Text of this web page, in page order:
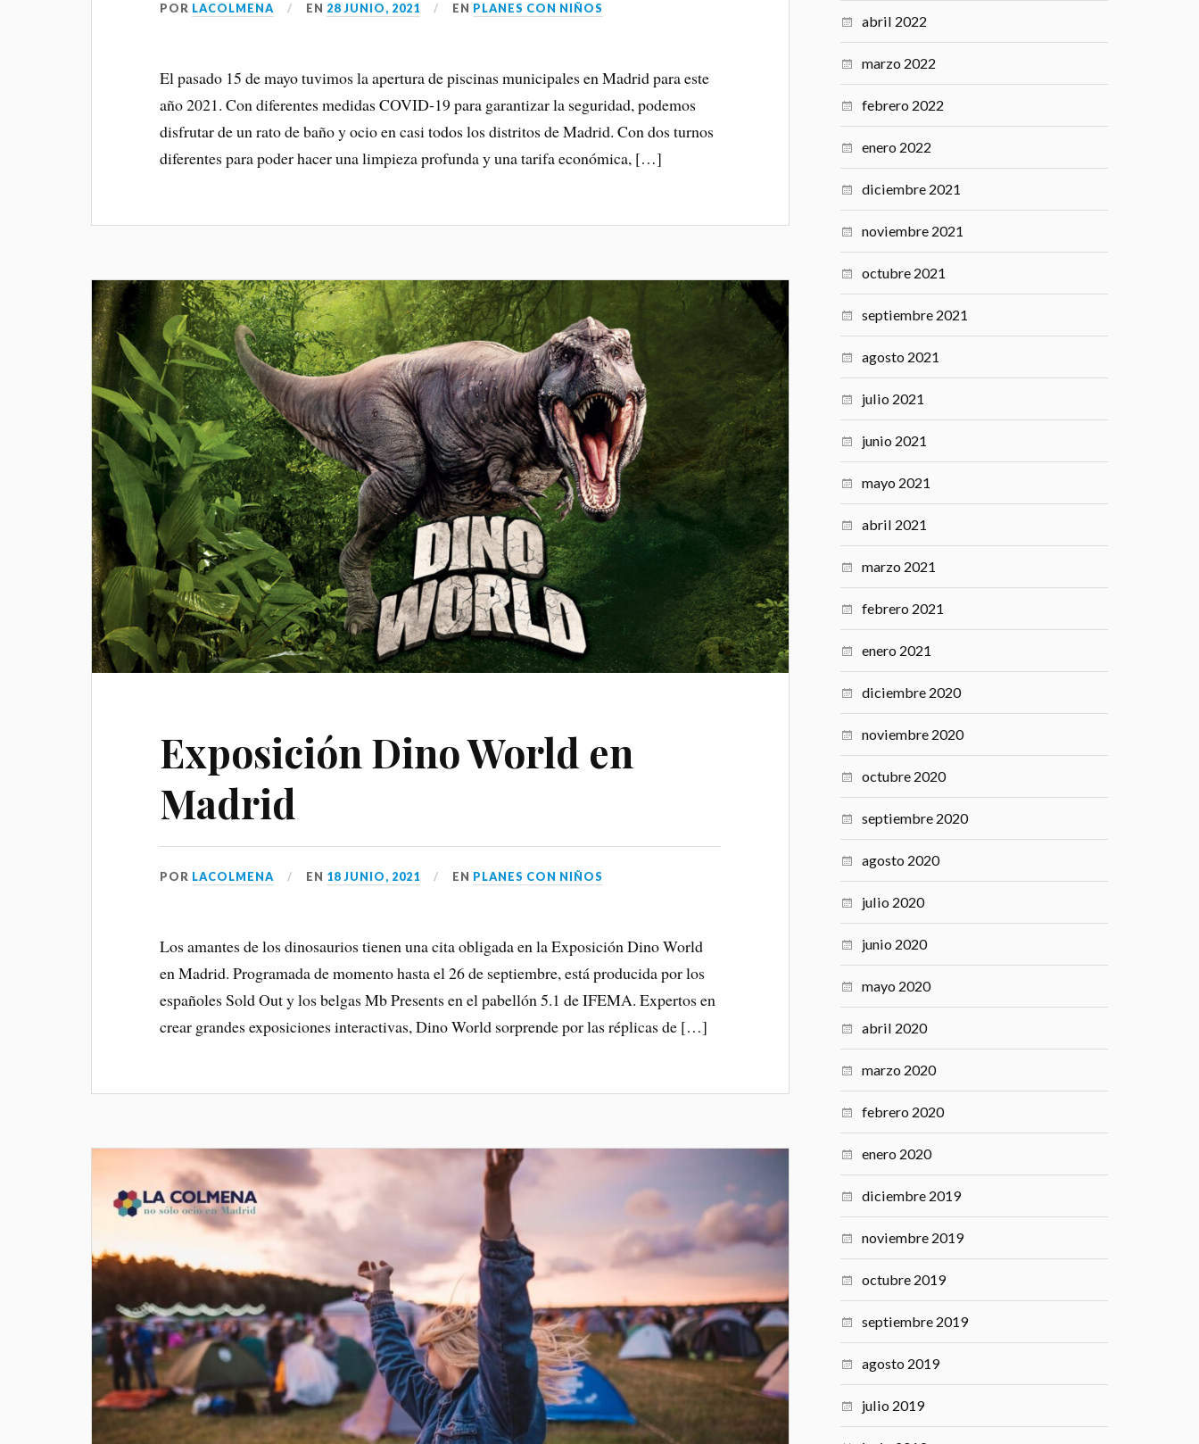
POR LACOLMENA EN 28 JUNIO, 2021 EN PLANES CON NIÑOS
El pasado 15 de mayo tuvimos la apertura de piscinas municipales en Madrid para este
año 2021. Con diferentes medidas COVID-19 para garantizar la seguridad, podemos
disfrutar de un rato de baño y ocio en casi todos los distritos de Madrid. Con dos turnos
diferentes para poder hacer una limpieza profunda y una tarifa económica, […]
Exposición Dino World en
Madrid
POR LACOLMENA EN 18 JUNIO, 2021 EN PLANES CON NIÑOS
Los amantes de los dinosaurios tienen una cita obligada en la Exposición Dino World
en Madrid. Programada de momento hasta el 26 de septiembre, está producida por los
españoles Sold Out y los belgas Mb Presents en el pabellón 5.1 de IFEMA. Expertos en
crear grandes exposiciones interactivas, Dino World sorprende por las réplicas de […]
abril 2022
marzo 2022
febrero 2022
enero 2022
diciembre 2021
noviembre 2021
octubre 2021
septiembre 2021
agosto 2021
julio 2021
junio 2021
mayo 2021
abril 2021
marzo 2021
febrero 2021
enero 2021
diciembre 2020
noviembre 2020
octubre 2020
septiembre 2020
agosto 2020
julio 2020
junio 2020
mayo 2020
abril 2020
marzo 2020
febrero 2020
enero 2020
diciembre 2019
noviembre 2019
octubre 2019
septiembre 2019
agosto 2019
julio 2019